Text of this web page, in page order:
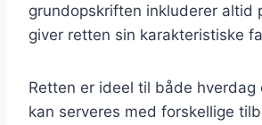
grundopskriften inkluderer altid
giver retten sin karakteristiske
Retten er ideel til både hverdag
kan serveres med forskellige